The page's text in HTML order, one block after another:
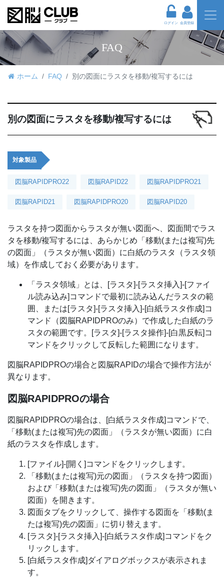
ログイン 会員登録
FAQ
ホーム FAQ 別の図面にラスタを移動/複写するには
別の図面にラスタを移動/複写するには
対象製品
図脳RAPIDPRO22 図脳RAPID22 図脳RAPIDPRO21
図脳RAPID21 図脳RAPIDPRO20 図脳RAPID20
ラスタを持つ図面からラスタが無い図面へ、図面間でラス
タを移動/複写するには、あらかじめ「移動(または複写)先
の図面」（ラスタが無い図面）に白紙のラスタ（ラスタ領
域）を作成しておく必要があります。
「ラスタ領域」とは、[ラスタ]-[ラスタ挿入]-[ファイ
ル読み込み]コマンドで最初に読み込んだラスタの範
囲、または[ラスタ]-[ラスタ挿入]-[白紙ラスタ作成]コ
マンド（図脳RAPIDPROのみ）で作成した白紙のラ
スタの範囲です。[ラスタ]-[ラスタ操作]-[白黒反転]コ
マンドをクリックして反転した範囲になります。
図脳RAPIDPROの場合と図脳RAPIDの場合で操作方法が
異なります。
図脳RAPIDPROの場合
図脳RAPIDPROの場合は、[白紙ラスタ作成]コマンドで、
「移動(または複写)先の図面」（ラスタが無い図面）に白
紙のラスタを作成します。
[ファイル]-[開く]コマンドをクリックします。
「移動(または複写)元の図面」（ラスタを持つ図面）
および「移動(または複写)先の図面」（ラスタが無い
図面）を開きます。
図面タブをクリックして、操作する図面を「移動(ま
たは複写)先の図面」に切り替えます。
[ラスタ]-[ラスタ挿入]-[白紙ラスタ作成]コマンドをク
リックします。
[白紙ラスタ作成]ダイアログボックスが表示されま
す。